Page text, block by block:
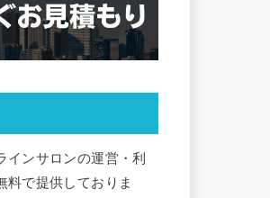
インサロンの運営・利
料で提供しておりま